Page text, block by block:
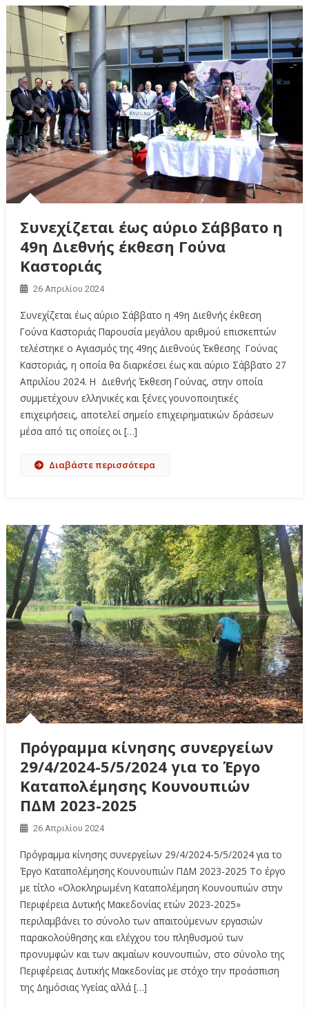
Συνεχίζεται έως αύριο Σάββατο η
49η Διεθνής έκθεση Γούνα
Καστοριάς
26 Απριλίου 2024
Συνεχίζεται έως αύριο Σάββατο η 49η Διεθνής έκθεση
Γούνα Καστοριάς Παρουσία μεγάλου αριθμού επισκεπτών
τελέστηκε ο Αγιασμός της 49ης Διεθνούς Έκθεσης Γούνας
Καστοριάς, η οποία θα διαρκέσει έως και αύριο Σάββατο 27
Απριλίου 2024. Η Διεθνής Έκθεση Γούνας, στην οποία
συμμετέχουν ελληνικές και ξένες γουνοποιητικές
επιχειρήσεις, αποτελεί σημείο επιχειρηματικών δράσεων
μέσα από τις οποίες οι […]
Διαβάστε περισσότερα
Πρόγραμμα κίνησης συνεργείων
29/4/2024-5/5/2024 για το Έργο
Καταπολέμησης Κουνουπιών
ΠΔΜ 2023-2025
26 Απριλίου 2024
Πρόγραμμα κίνησης συνεργείων 29/4/2024-5/5/2024 για το
Έργο Καταπολέμησης Κουνουπιών ΠΔΜ 2023-2025 Το έργο
με τίτλο «Ολοκληρωμένη Καταπολέμηση Κουνουπιών στην
Περιφέρεια Δυτικής Μακεδονίας ετών 2023-2025»
περιλαμβάνει το σύνολο των απαιτούμενων εργασιών
παρακολούθησης και ελέγχου του πληθυσμού των
προνυμφών και των ακμαίων κουνουπιών, στο σύνολο της
Περιφέρειας Δυτικής Μακεδονίας με στόχο την προάσπιση
της Δημόσιας Υγείας αλλά […]